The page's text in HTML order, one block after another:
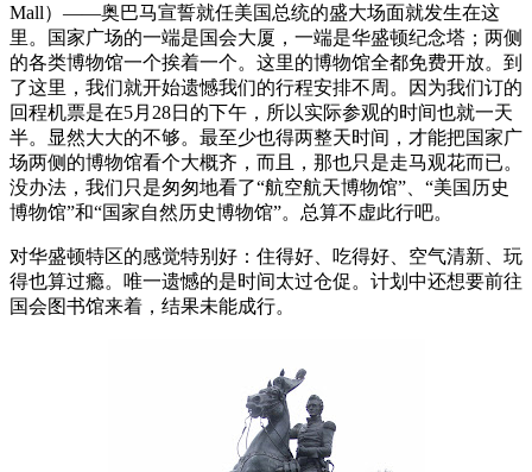
Mall）——奥巴马宣誓就任美国总统的盛大场面就发生在这
里。国家广场的一端是国会大厦，一端是华盛顿纪念塔；两侧
的各类博物馆一个挨着一个。这里的博物馆全都免费开放。到
了这里，我们就开始遗憾我们的行程安排不周。因为我们订的
回程机票是在5月28日的下午，所以实际参观的时间也就一天
半。显然大大的不够。最至少也得两整天时间，才能把国家广
场两侧的博物馆看个大概齐，而且，那也只是走马观花而已。
没办法，我们只是匆匆地看了“航空航天博物馆”、“美国历史
博物馆”和“国家自然历史博物馆”。总算不虚此行吧。
对华盛顿特区的感觉特别好：住得好、吃得好、空气清新、玩
得也算过瘾。唯一遗憾的是时间太过仓促。计划中还想要前往
国会图书馆来着，结果未能成行。